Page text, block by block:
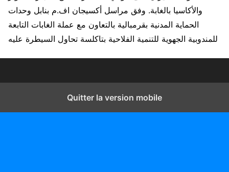
والأكاسيا بالغابة. وفق مراسل أكسيجان اف.م بنابل وحدات
الحماية المدنية بقرمبالية بالتعاون مع عملة الغابات التابعة
للمندوبية الجهوية للتنمية الفلاحية بتاكلسة تحاول السيطرة عليه
Quitter la version mobile